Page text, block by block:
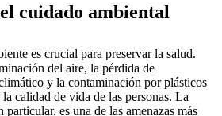
cuidado ambiental
es crucial para preservar la salud.
del aire, la pérdida de
y la contaminación por plásticos
calidad de vida de las personas. La
es una de las amenazas más